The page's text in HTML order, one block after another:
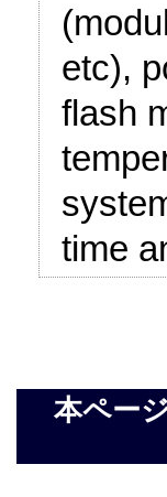
etc),
flash
time
本ペー